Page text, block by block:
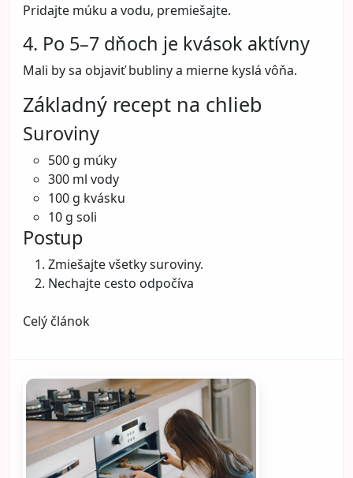
Pridajte múku a vodu, premiešajte.
4. Po 5–7 dňoch je kvások aktívny
Mali by sa objaviť bubliny a mierne kyslá vôňa.
Základný recept na chlieb
Suroviny
500 g múky
300 ml vody
100 g kvásku
10 g soli
Postup
Zmiešajte všetky suroviny.
Nechajte cesto odpočíva
Celý článok